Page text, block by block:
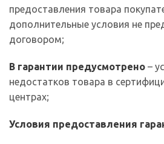
предоставления товара
дополнительные условия не
договором;
В гарантии предусмотрено –
недостатков товара в
центрах;
Условия предоставления